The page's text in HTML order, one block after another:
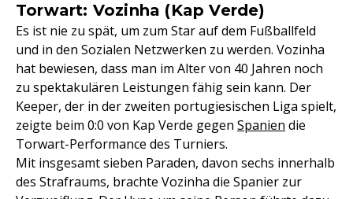
Torwart: Vozinha (Kap Verde)
Es ist nie zu spät, um zum Star auf dem Fußballfeld
und in den Sozialen Netzwerken zu werden. Vozinha
hat bewiesen, dass man im Alter von 40 Jahren noch
zu spektakulären Leistungen fähig sein kann. Der
Keeper, der in der zweiten portugiesischen Liga spielt,
zeigte beim 0:0 von Kap Verde gegen Spanien die
Torwart-Performance des Turniers.
Mit insgesamt sieben Paraden, davon sechs innerhalb
des Strafraums, brachte Vozinha die Spanier zur